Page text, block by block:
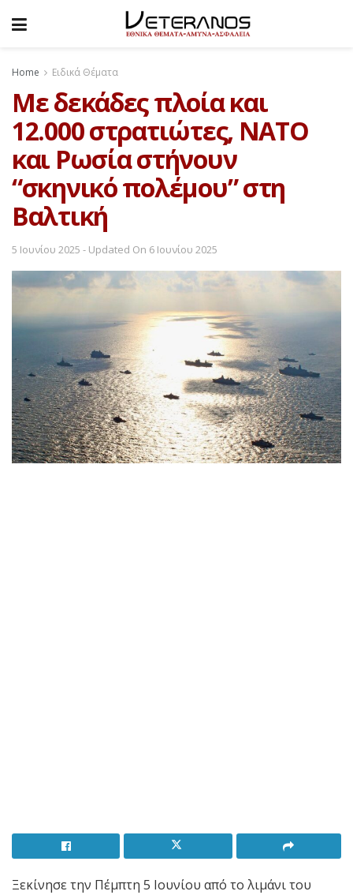
Home Ειδικά Θέματα
Με δεκάδες πλοία και
12.000 στρατιώτες, ΝΑΤΟ
και Ρωσία στήνουν
“σκηνικό πολέμου” στη
Βαλτική
5 Ιουνίου 2025 - Updated On 6 Ιουνίου 2025
Ξεκίνησε την Πέμπτη 5 Ιουνίου από το λιμάνι του